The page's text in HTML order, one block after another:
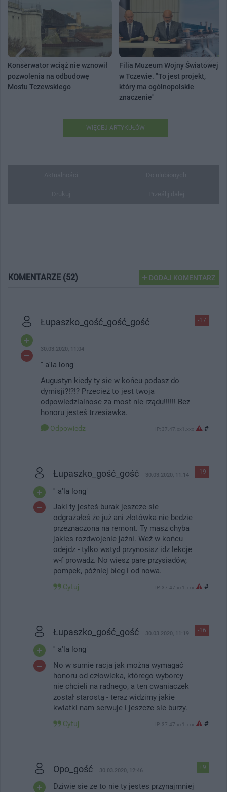
Konserwator wciąż nie wznowił
pozwolenia na odbudowę
Mostu Tczewskiego
Filia Muzeum Wojny Światowej
w Tczewie. "To jest projekt,
który ma ogólnopolskie
znaczenie"
WIĘCEJ ARTYKUŁÓW
KOMENTARZE (52) DODAJ KOMENTARZ
-17
Łupaszko_gość_gość_gość
30.03.2020, 11:04
'' a'la long"
Augustyn kiedy ty sie w końcu podasz do
dymisji?!?!? Przecież to jest twoja
odpowiedzialnosc za most nie rządu!!!!!! Bez
honoru jesteś trzesiawka.
Odpowiedz IP: 37.47.xx1.xxx #
-19
Łupaszko_gość_gość 30.03.2020, 11:14
'' a'la long"
Jaki ty jesteś burak jeszcze sie
odgrażałeś że już ani złotówka nie bedzie
przeznaczona na remont. Ty masz chyba
jakies rozdwojenie jaźni. Weź w końcu
odejdz - tylko wstyd przynosisz idz lekcje
w-f prowadz. No wiesz pare przysiadów,
pompek, później bieg i od nowa.
Cytuj IP: 37.47.xx1.xxx #
-16
Łupaszko_gość_gość 30.03.2020, 11:19
'' a'la long"
No w sumie racja jak można wymagać
honoru od człowieka, którego wyborcy
nie chcieli na radnego, a ten cwaniaczek
został starostą - teraz widzimy jakie
kwiatki nam serwuje i jeszcze sie burzy.
Cytuj IP: 37.47.xx1.xxx #
+9
Opo_gość 30.03.2020, 12:46
Dziwie sie ze to nie ty jestes przynajmniej